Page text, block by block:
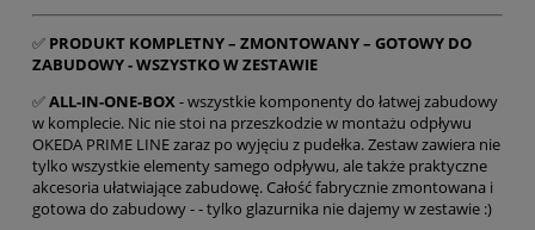
✅ PRODUKT KOMPLETNY – ZMONTOWANY – GOTOWY DO
ZABUDOWY - WSZYSTKO W ZESTAWIE
✅ALL-IN-ONE-BOX- wszystkie komponenty do łatwej zabudowy
w komplecie. Nic nie stoi na przeszkodzie w montażu odpływu
OKEDA PRIME LINE zaraz po wyjęciu z pudełka. Zestaw zawiera nie
tylko wszystkie elementy samego odpływu, ale także praktyczne
akcesoria ułatwiające zabudowę. Całość fabrycznie zmontowana i
gotowa do zabudowy - - tylko glazurnika nie dajemy w zestawie :)